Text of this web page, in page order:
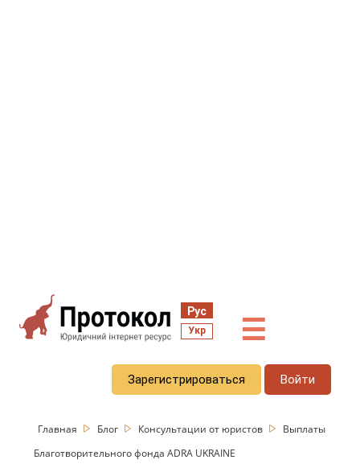
Рус
Укр ☰
Зарегистрироваться Войти
Главная Блог Консультации от юристов
Выплаты
Благотворительного фонда ADRA UKRAINE